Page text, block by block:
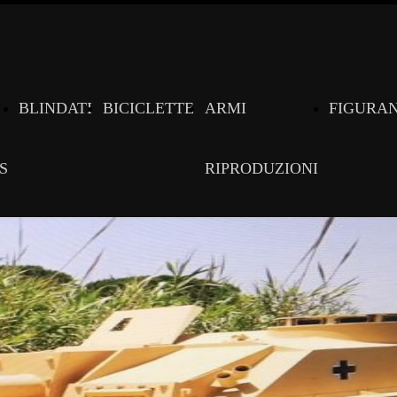
BLINDATI BICICLETTE ARMI
RIPRODUZIONI